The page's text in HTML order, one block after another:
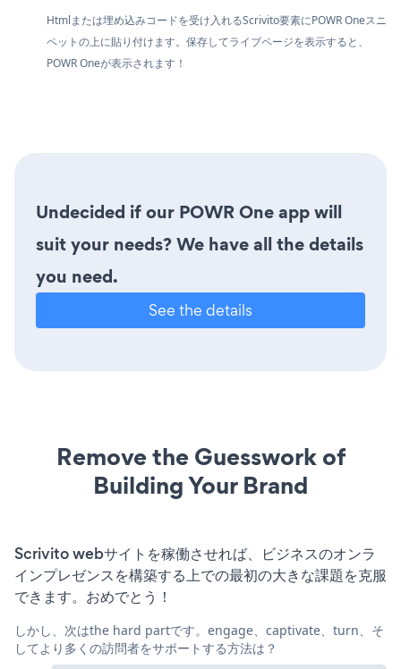
Htmlまたは埋め込みコードを受け入れるScrivito要素にPOWR Oneスニ
ペットの上に貼り付けます。保存してライブページを表示すると、
POWR Oneが表示されます！
Undecided if our POWR One app will
suit your needs? We have all the details
you need.
See the details
Remove the Guesswork of
Building Your Brand
Scrivito webサイトを稼働させれば、ビジネスのオンラ
インプレゼンスを構築する上での最初の大きな課題を克服
できます。おめでとう！
しかし、次はthe hard partです。engage、captivate、turn、そ
してより多くの訪問者をサポートする方法は？